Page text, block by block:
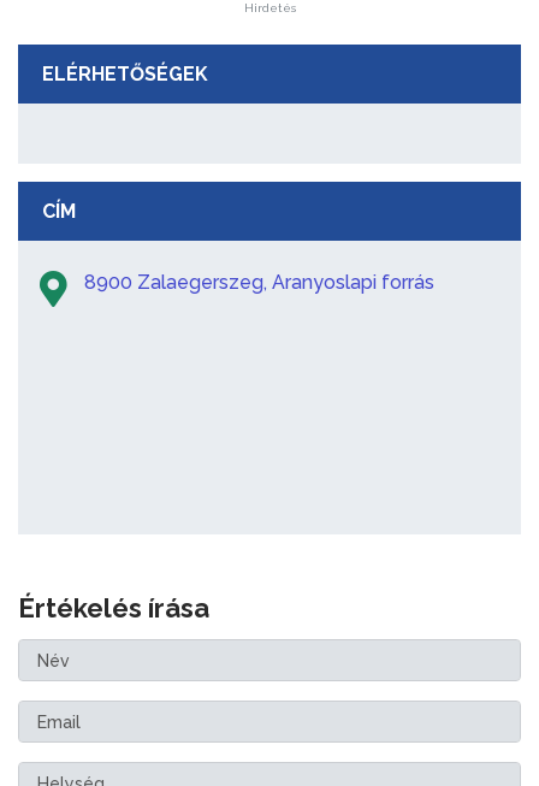
Hirdetés
ELÉRHETŐSÉGEK
CÍM
8900 Zalaegerszeg, Aranyoslapi forrás
Értékelés írása